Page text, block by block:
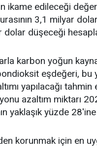
ikame edileceği
3,1 milyar
dolar düşeceği
karbon yoğun
eşdeğeri, bu
yapılacağı
azaltım miktarı
yaklaşık yüzde
korunmak için en